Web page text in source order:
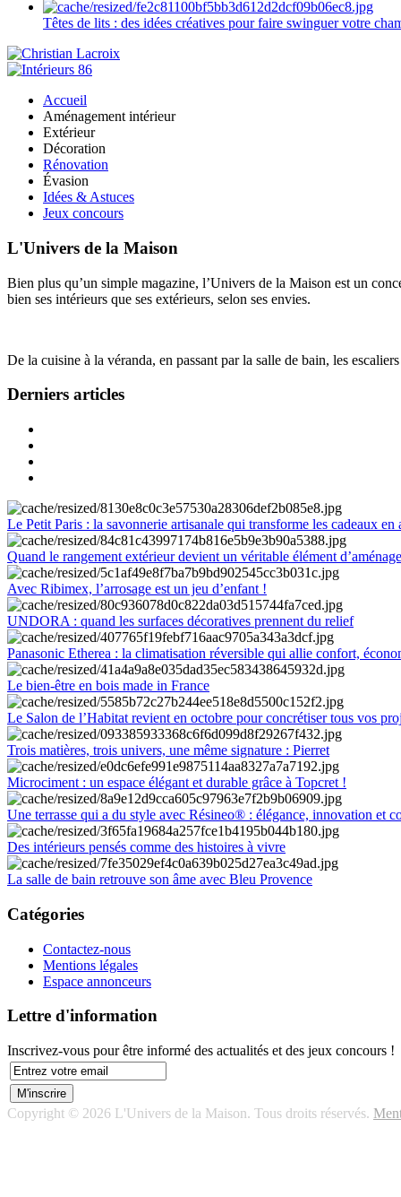
Têtes de lits : des idées créatives pour faire swinguer votre
Accueil
Aménagement intérieur
Extérieur
Décoration
Rénovation
Évasion
Idées & Astuces
Jeux concours
L'Univers de la Maison
Bien plus qu’un simple magazine, l’Univers de la Maison est un
bien ses intérieurs que ses extérieurs, selon ses envies.
De la cuisine à la véranda, en passant par la salle de bain, les
Derniers articles
Le Petit Paris : la savonnerie artisanale qui transforme les cadeaux en
Quand le rangement extérieur devient un véritable élément
Avec Ribimex, l’arrosage est un jeu d’enfant !
UNDORA : quand les surfaces décoratives prennent du relief
Panasonic Etherea : la climatisation réversible qui allie confort,
Le bien-être en bois made in France
Le Salon de l’Habitat revient en octobre pour concrétiser tous vos
Trois matières, trois univers, une même signature : Pierret
Microciment : un espace élégant et durable grâce à Topcret !
Une terrasse qui a du style avec Résineo® : élégance, innovation et
Des intérieurs pensés comme des histoires à vivre
La salle de bain retrouve son âme avec Bleu Provence
Catégories
Contactez-nous
Mentions légales
Espace annonceurs
Lettre d'information
Inscrivez-vous pour être informé des actualités et des jeux concours !
Copyright © 2026 L'Univers de la Maison. Tous droits réservés.